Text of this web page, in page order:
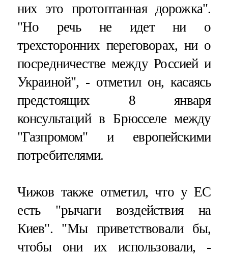
них это протоптанная дорожка".
"Но речь не идет ни о
трехсторонних переговорах, ни о
посредничестве между Россией и
Украиной", - отметил он, касаясь
предстоящих 8 января
консультаций в Брюсселе между
"Газпромом" и европейскими
потребителями.
Чижов также отметил, что у ЕС
есть "рычаги воздействия на
Киев". "Мы приветствовали бы,
чтобы они их использовали, -